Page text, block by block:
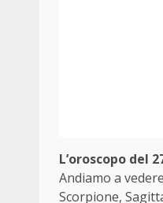
L’oroscopo del
Andiamo a
Scorpione,